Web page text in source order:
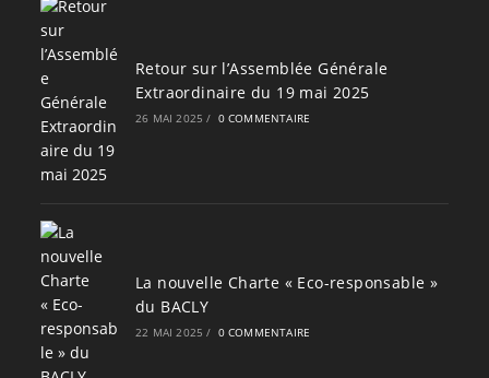
Retour sur l’Assemblée Générale
Extraordinaire du 19 mai 2025
26 MAI 2025 / 0 COMMENTAIRE
La nouvelle Charte « Eco-responsable »
du BACLY
22 MAI 2025 / 0 COMMENTAIRE